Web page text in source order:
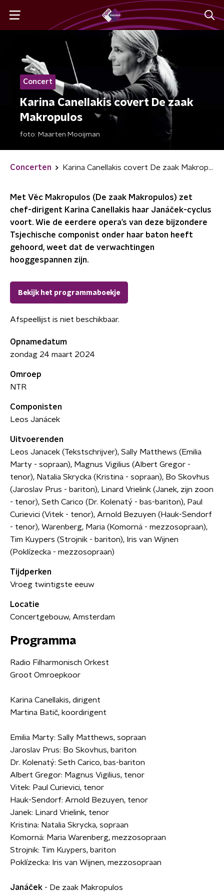
Concert
Karina Canellakis covert De zaak
Makropulos
foto: Maarten Mooijman
Concerten Karina Canellakis covert De zaak Makropulos
Met Vĕc Makropulos (De zaak Makropulos) zet
chef-dirigent Karina Canellakis haar Janáček-cyclus
voort. Wie de eerdere opera’s van deze bijzondere
Tsjechische componist onder haar baton heeft
gehoord, weet dat de verwachtingen
hooggespannen zijn.
Bekijk het programmaboekje
Afspeellijst is niet beschikbaar.
Opnamedatum
zondag 24 maart 2024
Omroep
NTR
Componisten
Leos Janácek
Uitvoerenden
Leos Janacek (Tekstschrijver), Sally Matthews (Emilia
Marty - sopraan), Magnus Vigilius (Albert Gregor -
tenor), Natalia Skrycka (Kristina - sopraan), Bo Skovhus
(Jaroslav Prus - bariton), Linard Vrielink (Janek, zijn zoon
- tenor), Seth Carico (Dr. Kolenatý - bas-bariton), Paul
Curievici (Vitek - tenor), Arnold Bezuyen (Hauk-Sendorf
- tenor), Warenberg, Maria (Komorná - mezzosopraan),
Tim Kuypers (Strojnik - bariton), Iris van Wijnen
(Poklízecka - mezzosopraan)
Tijdperken
Vroeg twintigste eeuw
Locatie
Concertgebouw, Amsterdam
Programma
Radio Filharmonisch Orkest
Groot Omroepkoor
Karina Canellakis, dirigent
Martina Batič, koordirigent
Emilia Marty: Sally Matthews, sopraan
Jaroslav Prus: Bo Skovhus, bariton
Dr. Kolenatý: Seth Carico, bas-bariton
Albert Gregor: Magnus Vigilius, tenor
Vitek: Paul Curievici, tenor
Hauk-Sendorf: Arnold Bezuyen, tenor
Janek: Linard Vrielink, tenor
Kristina: Natalia Skrycka, sopraan
Komorná: Maria Warenberg, mezzosopraan
Strojnik: Tim Kuypers, bariton
Poklízecka: Iris van Wijnen, mezzosopraan
Janáček - De zaak Makropulos